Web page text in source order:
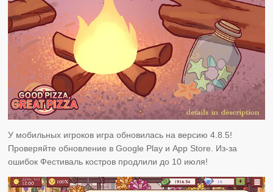
У мобильных игроков игра обновилась на версию 4.8.5!
Проверяйте обновление в Google Play и App Store. Из-за
ошибок Фестиваль костров продлили до 10 июля!